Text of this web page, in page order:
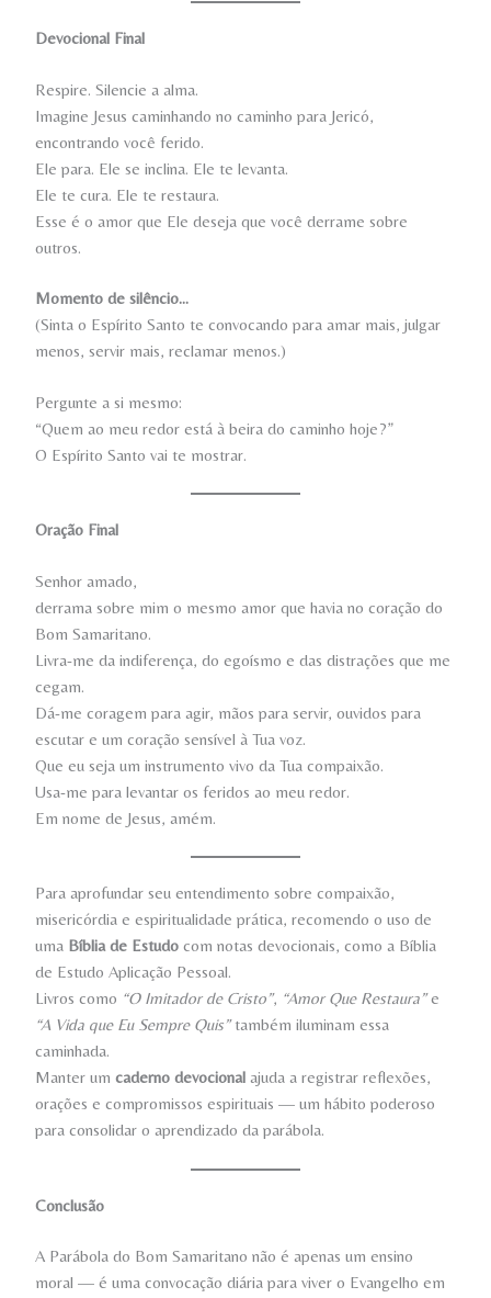
Devocional Final
Respire. Silencie a alma.
Imagine Jesus caminhando no caminho para Jericó,
encontrando você ferido.
Ele para. Ele se inclina. Ele te levanta.
Ele te cura. Ele te restaura.
Esse é o amor que Ele deseja que você derrame sobre
outros.
Momento de silêncio…
(Sinta o Espírito Santo te convocando para amar mais, julgar
menos, servir mais, reclamar menos.)
Pergunte a si mesmo:
“Quem ao meu redor está à beira do caminho hoje?”
O Espírito Santo vai te mostrar.
Oração Final
Senhor amado,
derrama sobre mim o mesmo amor que havia no coração do
Bom Samaritano.
Livra-me da indiferença, do egoísmo e das distrações que me
cegam.
Dá-me coragem para agir, mãos para servir, ouvidos para
escutar e um coração sensível à Tua voz.
Que eu seja um instrumento vivo da Tua compaixão.
Usa-me para levantar os feridos ao meu redor.
Em nome de Jesus, amém.
Para aprofundar seu entendimento sobre compaixão,
misericórdia e espiritualidade prática, recomendo o uso de
uma Bíblia de Estudo com notas devocionais, como a Bíblia
de Estudo Aplicação Pessoal.
Livros como “O Imitador de Cristo”, “Amor Que Restaura”e
“A Vida que Eu Sempre Quis”também iluminam essa
caminhada.
Manter umcaderno devocional ajuda a registrar reflexões,
orações e compromissos espirituais — um hábito poderoso
para consolidar o aprendizado da parábola.
Conclusão
A Parábola do Bom Samaritano não é apenas um ensino
moral — é uma convocação diária para viver o Evangelho em